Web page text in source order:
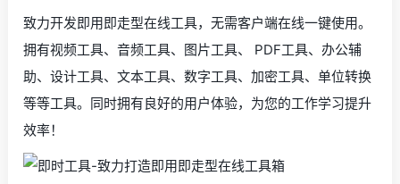
致力开发即用即走型在线工具，无需客户端在线一键使用。
拥有视频工具、音频工具、图片工具、 PDF工具、办公辅
助、设计工具、文本工具、数字工具、加密工具、单位转换
等等工具。同时拥有良好的用户体验，为您的工作学习提升
效率！